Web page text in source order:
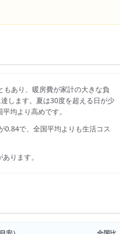
あり、暖房費が家計の大きな負
します。夏は30度を超える日が少
均より高めです。
0.84で、 全国平均よりも生活コス
ります。